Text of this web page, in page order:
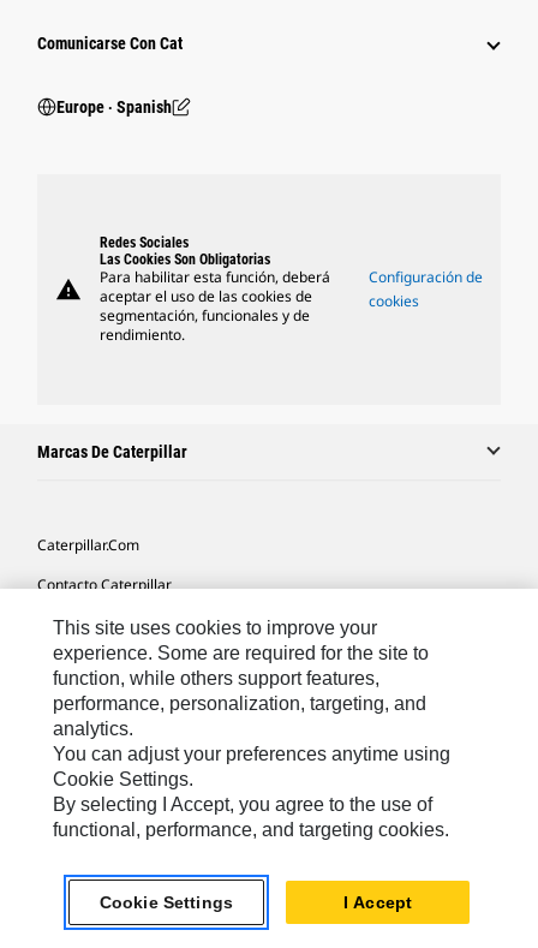
Comunicarse Con Cat
Europe ‧ Spanish
warning
Redes Sociales
Las Cookies Son Obligatorias
Para habilitar esta función, deberá
aceptar el uso de las cookies de
segmentación, funcionales y de
rendimiento.
Configuración de
cookies
Marcas De Caterpillar
Caterpillar.com
Contacto Caterpillar
Mis Preferencias De Marketing
Mapa Del Sitio
Cookie Settings
Aviso Legal
Privacidad
Europe-Spanish© 2026 Caterpillar. Reservados todos los derechos
This site uses cookies to improve your
experience. Some are required for the site to
function, while others support features,
performance, personalization, targeting, and
analytics.
You can adjust your preferences anytime using
Cookie Settings.
By selecting I Accept, you agree to the use of
functional, performance, and targeting cookies.
Cookie Settings I Accept